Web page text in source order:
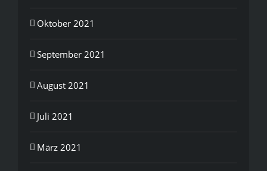
Oktober 2021
September 2021
August 2021
Juli 2021
März 2021